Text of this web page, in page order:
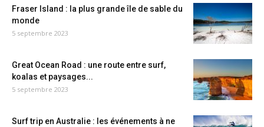
Fraser Island : la plus grande île de sable du
monde
5 septembre 2023
Great Ocean Road : une route entre surf,
koalas et paysages...
5 septembre 2023
Surf trip en Australie : les événements à ne